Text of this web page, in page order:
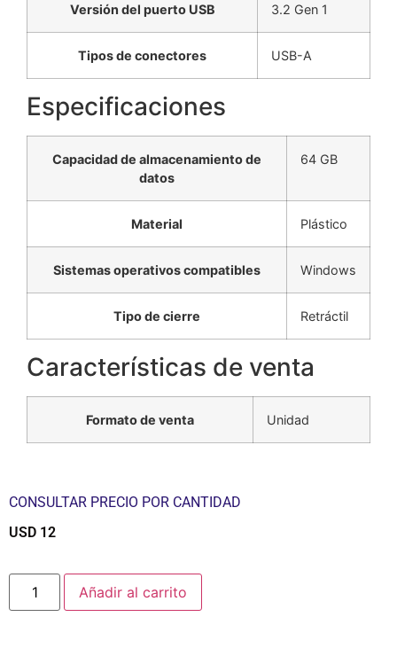
Versión del puerto USB 3.2 Gen 1
Tipos de conectores USB-A
Especificaciones
Capacidad de almacenamiento de
datos
64 GB
Material Plástico
Sistemas operativos compatibles Windows
Tipo de cierre Retráctil
Características de venta
Formato de venta Unidad
CONSULTAR PRECIO POR CANTIDAD
USD 12
Añadir al carrito